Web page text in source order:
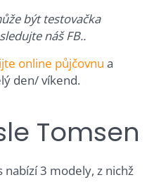
být testovačka
náš FB..
online půjčovnu a
den/ víkend.
Tomsen
nabízí 3 modely, z nichž